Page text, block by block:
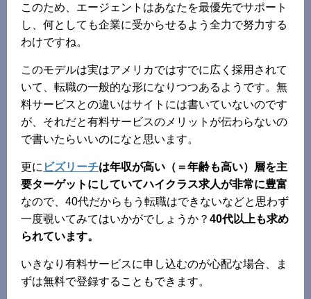
このため、エージェントはあなたを最優先でサポート
し、何としても企業に受からせるよう全力で努力する
わけですね。
このモデルは実はアメリカではすでに広く採用されて
いて、転職の一般的な形になりつつあるようです。無
料サービスとの違いはサイトには書いていないのです
が、それだと有料サービスのメリットが伝わらないの
で書いたらいいのになと思います。
更に ビズリーチは年収が高い（＝年齢も高い）層を主
要ターゲットにしていてハイクラス求人が非常に豊富
なので、40代だからもう転職はできないなどと思わず
一度覗いてみてはいかがでしょうか？ 40代以上も求め
られています。
いきなり有料サービスに申し込むのが心配な場合、ま
ずは無料で登録することもできます。